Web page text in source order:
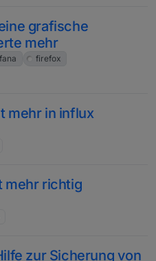
grafische
mehr
firefox
mehr in influx
mehr richtig
zur Sicherung von